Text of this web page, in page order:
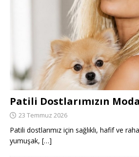
Patili Dostlarımızın
23 Temmuz 2026
Patili dostlarımız için sağlıklı, hafif ve
yumuşak, […]